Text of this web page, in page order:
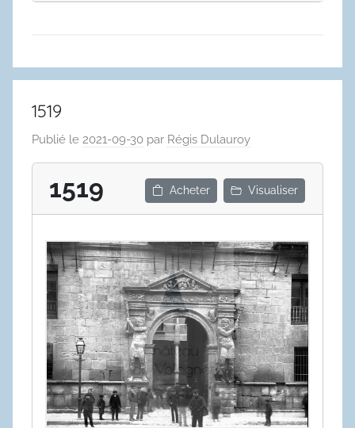
1519
Publié le 2021-09-30 par Régis Dulauroy
1519 Acheter Visualiser